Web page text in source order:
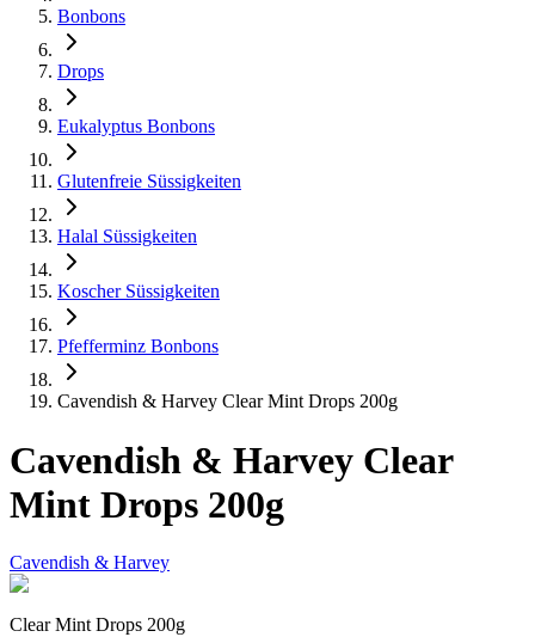
Bonbons
Drops
Eukalyptus Bonbons
Glutenfreie Süssigkeiten
Halal Süssigkeiten
Koscher Süssigkeiten
Pfefferminz Bonbons
Cavendish & Harvey Clear Mint Drops 200g
Cavendish & Harvey Clear
Mint Drops 200g
Cavendish & Harvey
Clear Mint Drops 200g